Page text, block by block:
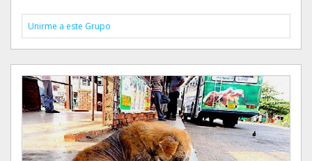
Unirme a este Grupo